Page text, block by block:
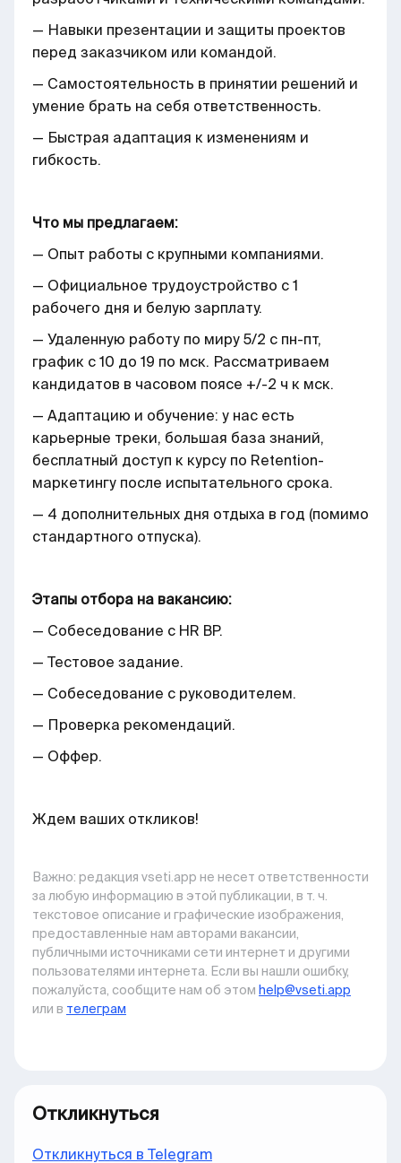
— Навыки презентации и защиты проектов
перед заказчиком или командой.
— Самостоятельность в принятии решений и
умение брать на себя ответственность.
— Быстрая адаптация к изменениям и
гибкость.
Что мы предлагаем:
— Опыт работы с крупными компаниями.
— Официальное трудоустройство с 1
рабочего дня и белую зарплату.
— Удаленную работу по миру 5/2 с пн-пт,
график с 10 до 19 по мск. Рассматриваем
кандидатов в часовом поясе +/-2 ч к мск.
— Адаптацию и обучение: у нас есть
карьерные треки, большая база знаний,
бесплатный доступ к курсу по Retention-
маркетингу после испытательного срока.
— 4 дополнительных дня отдыха в год (помимо
стандартного отпуска).
Этапы отбора на вакансию:
— Собеседование с HR BP.
— Тестовое задание.
— Собеседование с руководителем.
— Проверка рекомендаций.
— Оффер.
Ждем ваших откликов!
Важно: pедакция vseti.app не несет ответственности
за любую информацию в этой публикации, в т. ч.
текстовое описание и графические изображения,
предоставленные нам авторами вакансии,
публичными источниками сети интернет и другими
пользователями интернета. Если вы нашли ошибку,
пожалуйста, сообщите нам об этом help@vseti.app
или в телеграм
Откликнуться
Откликнуться в Telegram